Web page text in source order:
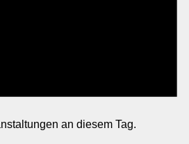
an diesem Tag.